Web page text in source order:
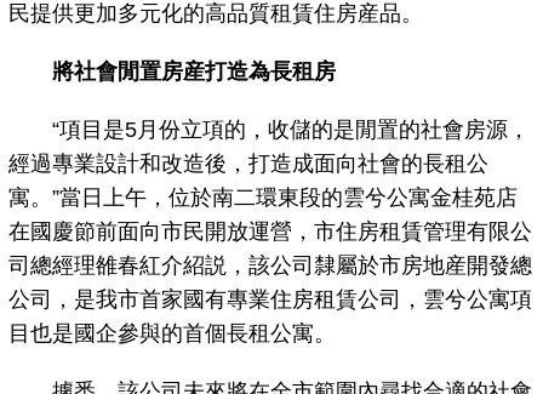
民提供更加多元化的高品質租賃住房産品。
將社會閒置房産打造為長租房
“項目是5月份立項的，收儲的是閒置的社會房源，
經過專業設計和改造後，打造成面向社會的長租公
寓。”當日上午，位於南二環東段的雲兮公寓金桂苑店
在國慶節前面向市民開放運營，市住房租賃管理有限公
司總經理雒春紅介紹説，該公司隸屬於市房地産開發總
公司，是我市首家國有專業住房租賃公司，雲兮公寓項
目也是國企參與的首個長租公寓。